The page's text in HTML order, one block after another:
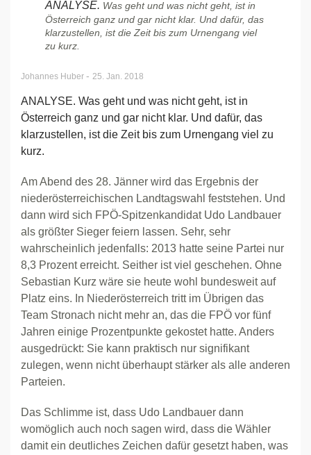
ANALYSE. Was geht und was nicht geht, ist in
Österreich ganz und gar nicht klar. Und dafür, das
klarzustellen, ist die Zeit bis zum Urnengang viel
zu kurz.
Johannes Huber - 25. Jan. 2018
ANALYSE. Was geht und was nicht geht, ist in
Österreich ganz und gar nicht klar. Und dafür, das
klarzustellen, ist die Zeit bis zum Urnengang viel zu
kurz.
Am Abend des 28. Jänner wird das Ergebnis der
niederösterreichischen Landtagswahl feststehen. Und
dann wird sich FPÖ-Spitzenkandidat Udo Landbauer
als größter Sieger feiern lassen. Sehr, sehr
wahrscheinlich jedenfalls: 2013 hatte seine Partei nur
8,3 Prozent erreicht. Seither ist viel geschehen. Ohne
Sebastian Kurz wäre sie heute wohl bundesweit auf
Platz eins. In Niederösterreich tritt im Übrigen das
Team Stronach nicht mehr an, das die FPÖ vor fünf
Jahren einige Prozentpunkte gekostet hatte. Anders
ausgedrückt: Sie kann praktisch nur signifikant
zulegen, wenn nicht überhaupt stärker als alle anderen
Parteien.
Das Schlimme ist, dass Udo Landbauer dann
womöglich auch noch sagen wird, dass die Wähler
damit ein deutliches Zeichen dafür gesetzt haben, was